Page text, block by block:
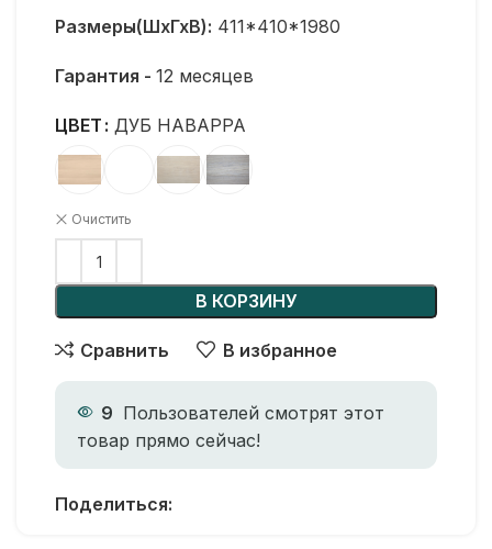
Размеры(ШхГхВ): 411*410*1980
Гарантия - 12 месяцев
ЦВЕТ ДУБ НАВАРРА
Очистить
В КОРЗИНУ
Сравнить В избранное
9 Пользователей смотрят этот
товар прямо сейчас!
Поделиться: